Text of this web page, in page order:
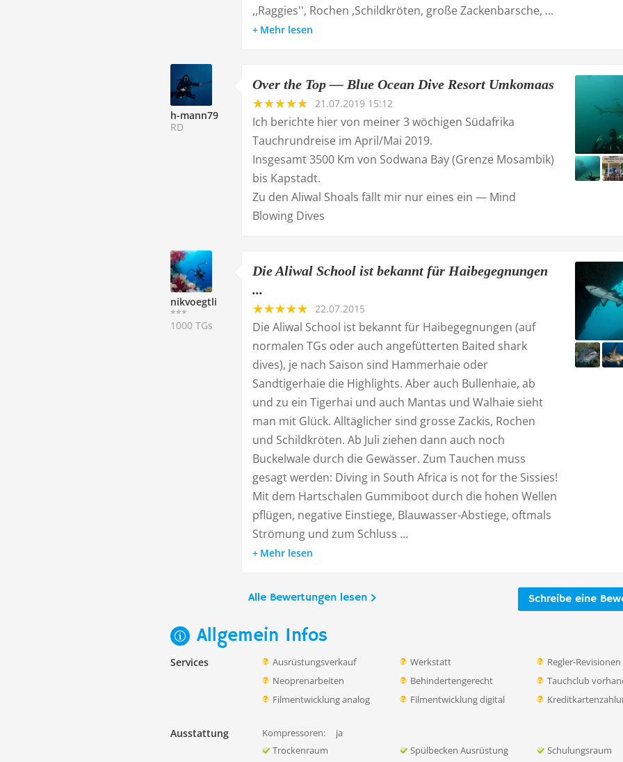
,,Raggies'', Rochen ,Schildkröten, große Zackenbarsche, ...
Mehr lesen
h-mann79
RD
Over the Top — Blue Ocean Dive Resort Umkomaas
21.07.2019 15:12
Ich berichte hier von meiner 3 wöchigen Südafrika
Tauchrundreise im April/Mai 2019.
Insgesamt 3500 Km von Sodwana Bay (Grenze Mosambik)
bis Kapstadt.
Zu den Aliwal Shoals fällt mir nur eines ein — Mind
Blowing Dives
nikvoegtli
***
1000 TGs
Die Aliwal School ist bekannt für Haibegegnungen
...
22.07.2015
Die Aliwal School ist bekannt für Haibegegnungen (auf
normalen TGs oder auch angefütterten Baited shark
dives), je nach Saison sind Hammerhaie oder
Sandtigerhaie die Highlights. Aber auch Bullenhaie, ab
und zu ein Tigerhai und auch Mantas und Walhaie sieht
man mit Glück. Alltäglicher sind grosse Zackis, Rochen
und Schildkröten. Ab Juli ziehen dann auch noch
Buckelwale durch die Gewässer. Zum Tauchen muss
gesagt werden: Diving in South Africa is not for the Sissies!
Mit dem Hartschalen Gummiboot durch die hohen Wellen
pflügen, negative Einstiege, Blauwasser-Abstiege, oftmals
Strömung und zum Schluss ...
Mehr lesen
Schreibe eine
Alle Bewertungen lesen
Allgemein Infos
Services Ausrüstungsverkauf Werkstatt
Regler-Revisionen
Neoprenarbeiten
Behindertengerecht
Tauchclub
Filmentwicklung analog
Filmentwicklung digital
Ausstattung Kompressoren:
ja
Trockenraum
Spülbecken Ausrüstung
Schulungsraum